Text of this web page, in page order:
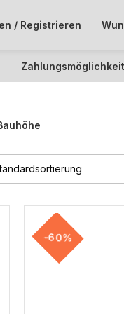
/ Registrieren
-60%